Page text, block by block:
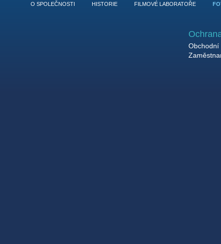
O SPOLEČNOSTI HISTORIE FILMOVÉ LABORATOŘE
Obchodní